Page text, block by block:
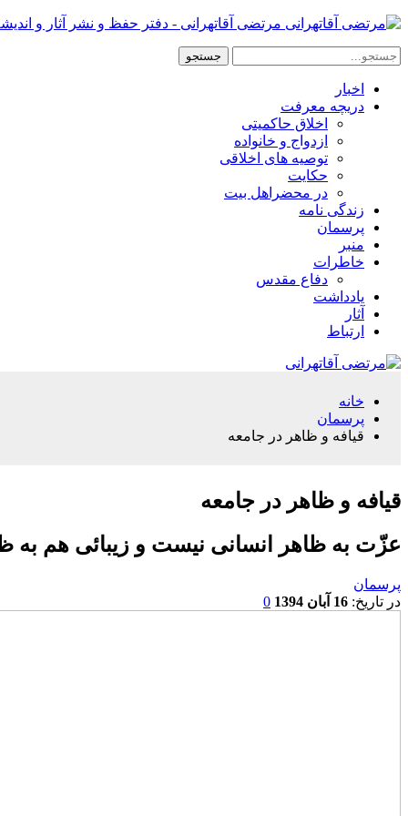
مرتضی آقاتهرانی - دفتر حفظ و نشر آثار و
اخبار
دریچه معرفت
اخلاق حاکمیتی
ازدواج و خانواده
توصیه های اخلاقی
حکایت
در محضراهل بیت
زندگی نامه
پرسمان
منبر
خاطرات
دفاع مقدس
یادداشت
آثار
ارتباط
خانه
پرسمان
قیافه و ظاهر در جامعه
قیافه و ظاهر در جامعه
عزّت به ظاهر انسانی نیست و زیبائی هم به
پرسمان
در تاریخ: 16 آبان 1394 0